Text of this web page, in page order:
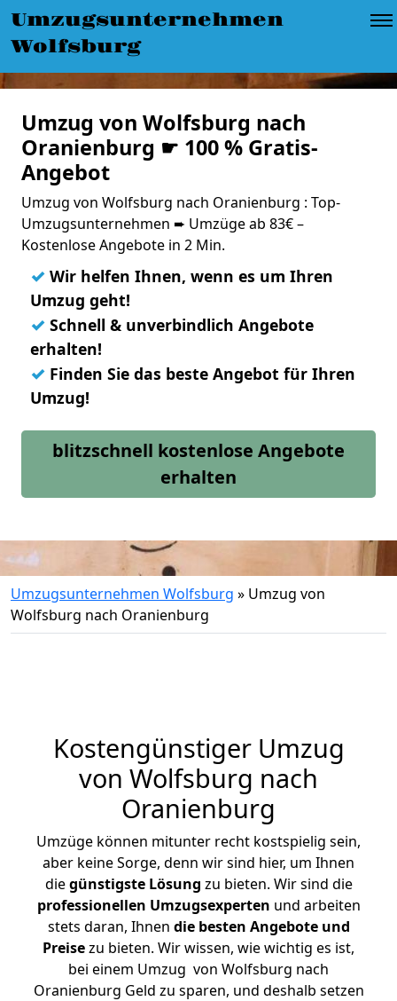
Umzugsunternehmen
Wolfsburg
Umzug von Wolfsburg nach
Oranienburg ☛ 100 % Gratis-
Angebot
Umzug von Wolfsburg nach Oranienburg : Top-
Umzugsunternehmen ➨ Umzüge ab 83€ –
Kostenlose Angebote in 2 Min.
✓ Wir helfen Ihnen, wenn es um Ihren
Umzug geht!
✓ Schnell & unverbindlich Angebote
erhalten!
✓ Finden Sie das beste Angebot für Ihren
Umzug!
blitzschnell kostenlose Angebote
erhalten
Umzugsunternehmen Wolfsburg » Umzug von
Wolfsburg nach Oranienburg
Kostengünstiger Umzug
von Wolfsburg nach
Oranienburg
Umzüge können mitunter recht kostspielig sein,
aber keine Sorge, denn wir sind hier, um Ihnen
diegünstigste Lösung zu bieten. Wir sind die
professionellen Umzugsexperten und arbeiten
stets daran, Ihnen die besten Angebote und
Preisezu bieten. Wir wissen, wie wichtig es ist,
bei einem Umzug von Wolfsburg nach
Oranienburg Geld zu sparen, und deshalb setzen